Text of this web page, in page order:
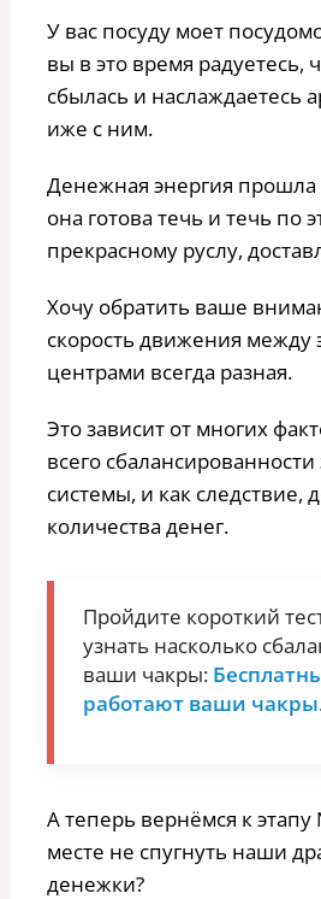
У вас посуду моет
вы в это время радуетесь,
сбылась и наслаждаетесь
иже с ним.
Денежная энергия прошла
она готова течь и течь по
прекрасному руслу,
Хочу обратить ваше
скорость движения между
центрами всегда разная.
Это зависит от многих
всего
системы, и как следствие,
количества денег.
Пройдите короткий
узнать насколько
ваши чакры:
работают ваши чакры
А теперь вернёмся к
месте не спугнуть наши
денежки?